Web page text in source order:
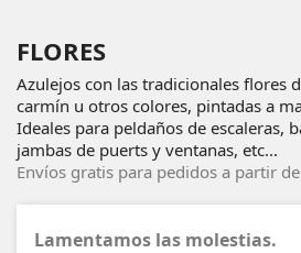
FLORES
Azulejos con las tradicionales flores
carmín u otros colores, pintadas a
Ideales para peldaños de escaleras,
jambas de puerts y ventanas, etc...
Envíos gratis para pedidos a partir
Lamentamos las molestias.